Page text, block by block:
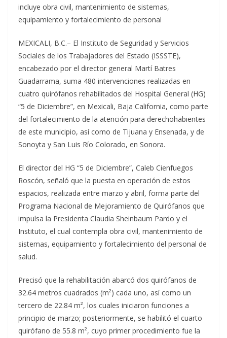
incluye obra civil, mantenimiento de sistemas,
equipamiento y fortalecimiento de personal
MEXICALI, B.C.– El Instituto de Seguridad y Servicios
Sociales de los Trabajadores del Estado (ISSSTE),
encabezado por el director general Martí Batres
Guadarrama, suma 480 intervenciones realizadas en
cuatro quirófanos rehabilitados del Hospital General (HG)
“5 de Diciembre”, en Mexicali, Baja California, como parte
del fortalecimiento de la atención para derechohabientes
de este municipio, así como de Tijuana y Ensenada, y de
Sonoyta y San Luis Río Colorado, en Sonora.
El director del HG “5 de Diciembre”, Caleb Cienfuegos
Roscón, señaló que la puesta en operación de estos
espacios, realizada entre marzo y abril, forma parte del
Programa Nacional de Mejoramiento de Quirófanos que
impulsa la Presidenta Claudia Sheinbaum Pardo y el
Instituto, el cual contempla obra civil, mantenimiento de
sistemas, equipamiento y fortalecimiento del personal de
salud.
Precisó que la rehabilitación abarcó dos quirófanos de
32.64 metros cuadrados (m²) cada uno, así como un
tercero de 22.84 m², los cuales iniciaron funciones a
principio de marzo; posteriormente, se habilitó el cuarto
quirófano de 55.8 m², cuyo primer procedimiento fue la